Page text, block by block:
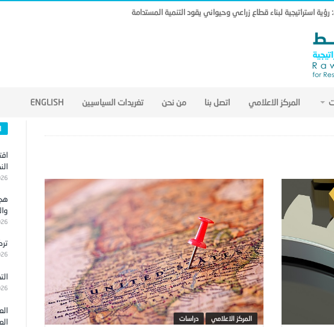
استراتيجية لبناء قطاع زراعي وحيواني يقود التنمية المستدامة
المركز الاعلامي اتصل بنا من نحن تغريدات السياسيين ENGLISH
المركز الاعلامي دراسات